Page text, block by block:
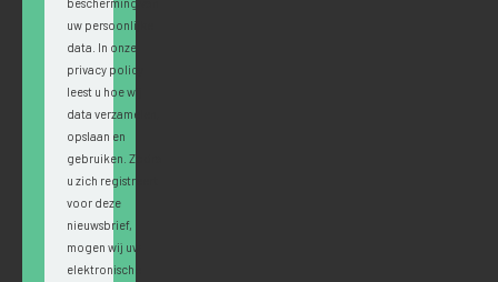
uw persoonlijke
data. In onze
privacy policy
leest u hoe wij
data verzamelen,
opslaan en
gebruiken. Zodra
u zich registreert
voor deze
nieuwsbrief,
mogen wij uw
elektronische